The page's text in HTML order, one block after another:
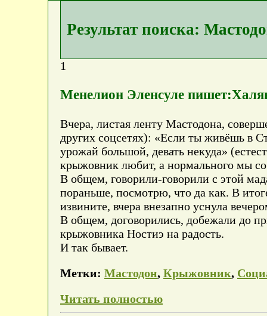
Результат поиска:
1
Менелион Эленсуле
Вчера, листая ленту Мастодона,
других соцсетях): «Если ты живёшь в
урожай большой, девать некуда»
крыжовник любит, а нормального мы
В общем, говорили-говорили с этой
пораньше, посмотрю, что да как. В
извините, вчера внезапно уснула
В общем, договорились, добежали до
крыжовника Ностиэ на радость.
И так бывает.
Метки: Мастодон, Крыжовник,
Читать полностью